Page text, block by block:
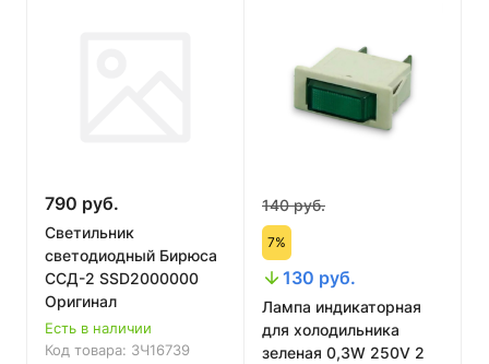
790 руб.
Светильник
светодиодный Бирюса
ССД-2 SSD2000000
Оригинал
Есть в наличии
Код товара: ЗЧ16739
140 руб.
7%
130 руб.
Лампа индикаторная
для холодильника
зеленая 0,3W 250V 2